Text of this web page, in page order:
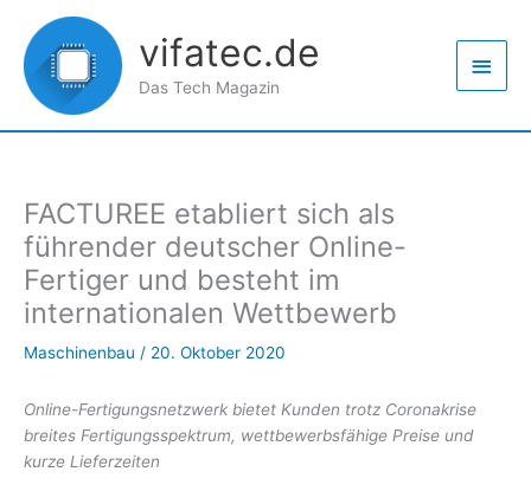
Inhalt
springen
vifatec.de
Das Tech Magazin
FACTUREE etabliert sich als
führender deutscher Online-
Fertiger und besteht im
internationalen Wettbewerb
Maschinenbau / 20. Oktober 2020
Online-Fertigungsnetzwerk bietet Kunden trotz Coronakrise
breites Fertigungsspektrum, wettbewerbsfähige Preise und
kurze Lieferzeiten